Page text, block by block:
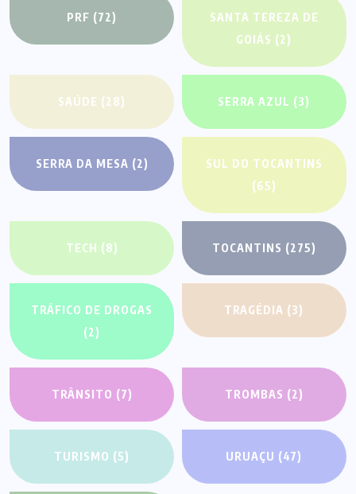
PRF (72)
SANTA TEREZA DE
GOIÁS (2)
SAÚDE (28) SERRA AZUL (3)
SERRA DA MESA (2)
SUL DO TOCANTINS
(65)
TECH (8) TOCANTINS (275)
TRÁFICO DE DROGAS
(2)
TRAGÉDIA (3)
TRÂNSITO (7) TROMBAS (2)
TURISMO (5) URUAÇU (47)